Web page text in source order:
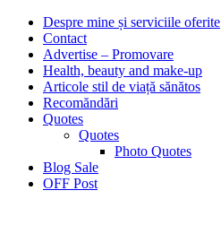
Despre mine și serviciile oferite
Contact
Advertise – Promovare
Health, beauty and make-up
Articole stil de viață sănătos
Recomăndări
Quotes
Quotes
Photo Quotes
Blog Sale
OFF Post